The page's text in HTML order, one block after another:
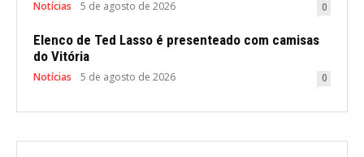
Notícias 5 de agosto de 2026 0
Elenco de Ted Lasso é presenteado com camisas
do Vitória
Notícias 5 de agosto de 2026 0